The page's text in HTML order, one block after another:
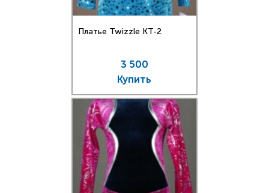
Платье Twizzle КT-2
3 500
Купить